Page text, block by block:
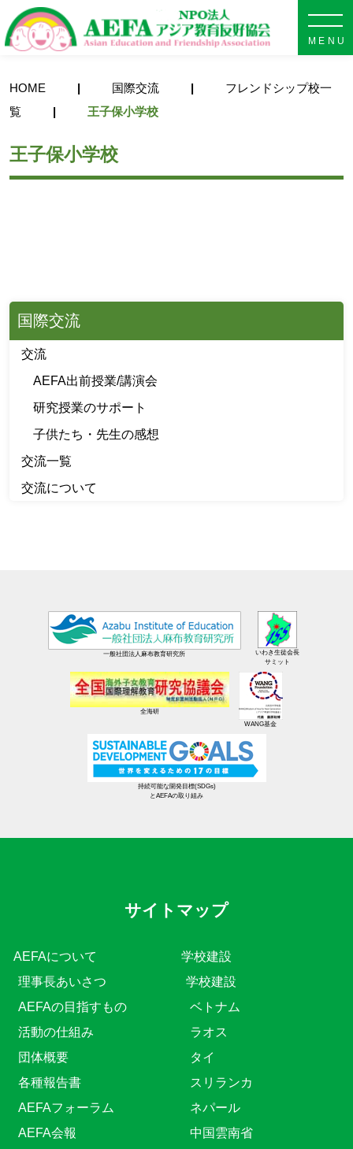
HOME 国際交流
フレンドシップ校一
覧
王子保小学校
王子保小学校
国際交流
交流
AEFA出前授業/講演会
研究授業のサポート
子供たち・先生の感想
交流一覧
交流について
一般社団法人麻布教育研究所
いわき生徒会長
サミット
全海研
WANG基金
持続可能な開発目標(SDGs)
とAEFAの取り組み
サイトマップ
AEFAについて
理事長あいさつ
AEFAの目指すもの
活動の仕組み
団体概要
各種報告書
AEFAフォーラム
AEFA会報
学校建設
学校建設
ベトナム
ラオス
タイ
スリランカ
ネパール
中国雲南省